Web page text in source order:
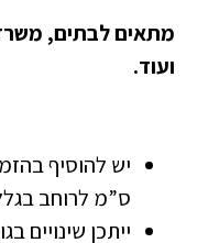
מתאים לבתים,
ועוד.
ס”מ לרוחב
ייתכן שינויים